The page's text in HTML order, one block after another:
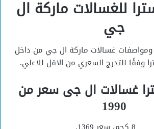
للغسالات ماركة ال
جي
غسالات ماركة ال جي من داخل
وفقًا للتدرج السعري من الاقل للاعلي.
غسالات ال جى سعر من
1990